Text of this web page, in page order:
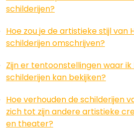
schilderijen?
Hoe zou je de artistieke stijl van
schilderijen omschrijven?
Zijn er tentoonstellingen waar ik
schilderijen kan bekijken?
Hoe verhouden de schilderijen
zich tot zijn andere artistieke
en theater?